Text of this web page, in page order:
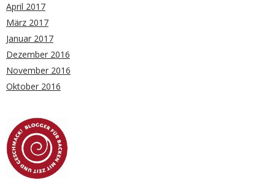
April 2017
März 2017
Januar 2017
Dezember 2016
November 2016
Oktober 2016